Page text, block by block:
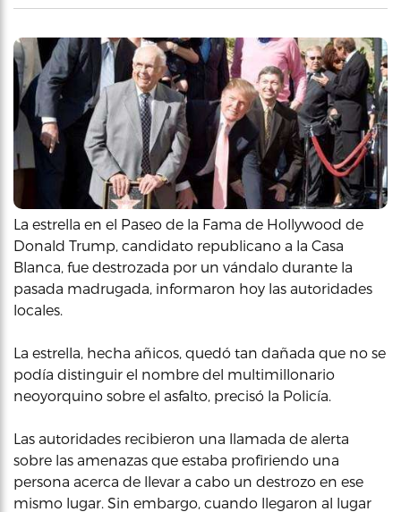
La estrella en el Paseo de la Fama de Hollywood de
Donald Trump, candidato republicano a la Casa
Blanca, fue destrozada por un vándalo durante la
pasada madrugada, informaron hoy las autoridades
locales.
La estrella, hecha añicos, quedó tan dañada que no se
podía distinguir el nombre del multimillonario
neoyorquino sobre el asfalto, precisó la Policía.
Las autoridades recibieron una llamada de alerta
sobre las amenazas que estaba profiriendo una
persona acerca de llevar a cabo un destrozo en ese
mismo lugar. Sin embargo, cuando llegaron al lugar